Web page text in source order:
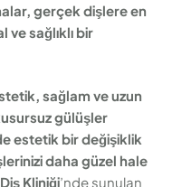
gerçek dişlere en
sağlıklı bir
sağlam ve uzun
gülüşler
estetik bir değişiklik
daha güzel hale
Diş Kliniği’nde sunulan